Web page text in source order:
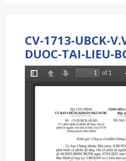
CV-1713-UBCK-
DUOC-TAI-LIEU-